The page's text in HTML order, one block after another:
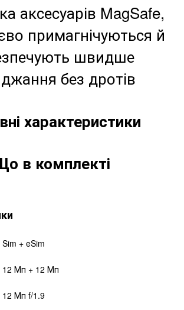
аксесуарів MagSafe,
примагнічуються й
швидше
без дротів
характеристики
в комплекті
Sim + eSim
12 Мп + 12 Мп
12 Мп f/1.9